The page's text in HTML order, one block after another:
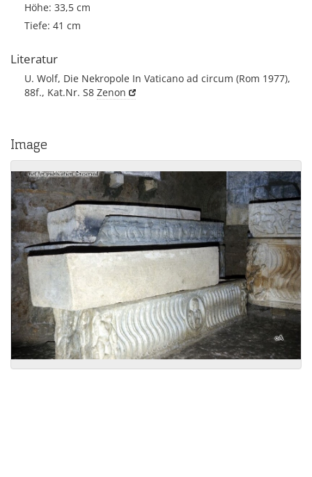
Höhe: 33,5 cm
Tiefe: 41 cm
Literatur
U. Wolf, Die Nekropole In Vaticano ad circum (Rom 1977),
88f., Kat.Nr. S8 Zenon
Image